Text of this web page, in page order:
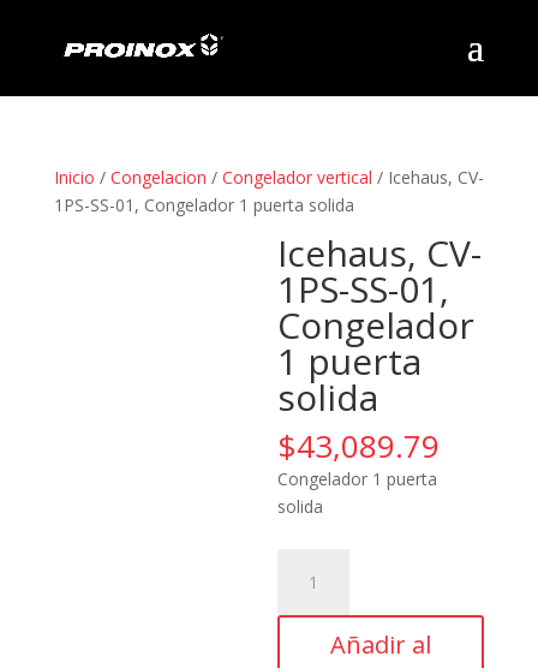
Inicio / Congelacion / Congelador vertical / Icehaus, CV-
1PS-SS-01, Congelador 1 puerta solida
Icehaus, CV-
1PS-SS-01,
Congelador
1 puerta
solida
$43,089.79
Congelador 1 puerta
solida
1PS-
Añadir al